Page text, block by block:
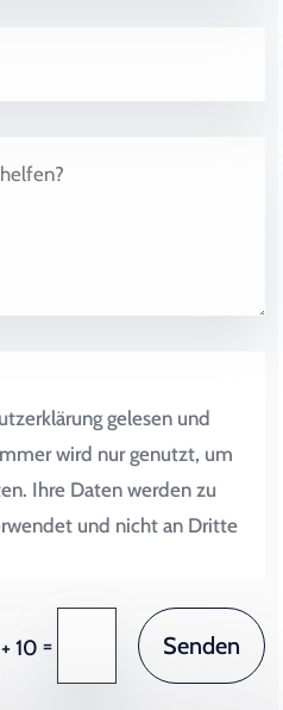
gelesen und
wird nur genutzt, um
Ihre Daten werden zu
und nicht an Dritte
10 = Senden